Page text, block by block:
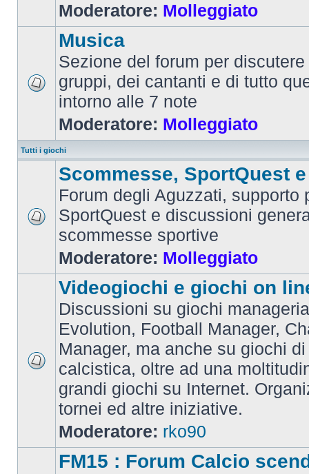
Moderatore: Molleggiato
Musica
Sezione del forum per
gruppi, dei cantanti e di tutto
intorno alle 7 note
Moderatore: Molleggiato
Tutti i giochi
Scommesse, SportQuest
Forum degli Aguzzati, supporto
SportQuest e discussioni
scommesse sportive
Moderatore: Molleggiato
Videogiochi e giochi on
Discussioni su giochi
Evolution, Football Manager,
Manager, ma anche su giochi
calcistica, oltre ad una
grandi giochi su Internet.
tornei ed altre iniziative.
Moderatore: rko90
FM15 : Forum Calcio